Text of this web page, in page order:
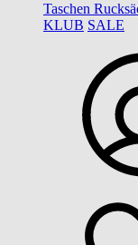
Taschen
KLUB SALE